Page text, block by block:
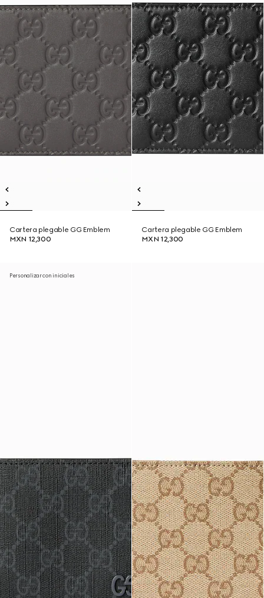
Cartera plegable GG Emblem
MXN 12,300
Cartera plegable GG Emblem
MXN 12,300
Personalizar con iniciales